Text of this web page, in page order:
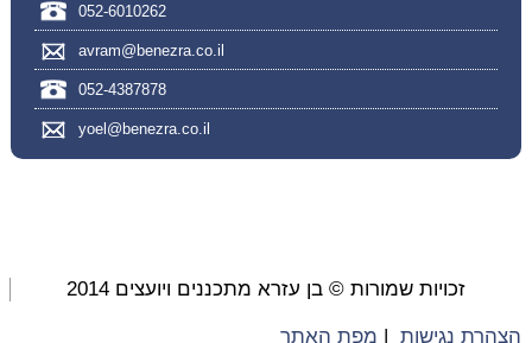
052-6010262
avram@benezra.co.il
052-4387878
yoel@benezra.co.il
זכויות שמורות © בן עזרא מתכננים ויועצים 2014
הצהרת נגישות| מפת האתר